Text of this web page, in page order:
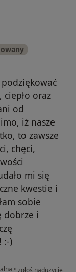
ciepło oraz
od
iż nasze
to zawsze
chęci,
mi się
kwestie i
sobie
dobrze i
:-)
• w opinii